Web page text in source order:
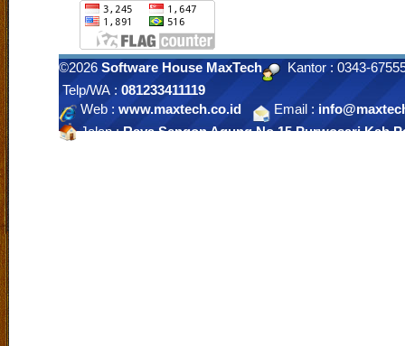
©2026 Software House MaxTech
Kantor : 0343-
Telp/WA : 081233411119
Web : www.maxtech.co.id Email :
Jalan :Raya Sengon Agung No 15 Purwosari